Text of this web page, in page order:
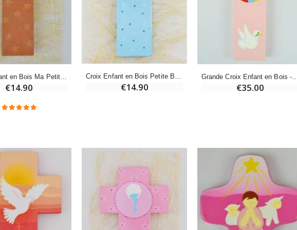
€12.00 €9.60
€7.90
€5.50 €4.95
-25%
€21.90
€5.50
-25%
Croix Enfant en Bois Ma Petite Brebis - 12 cm
€14.90
Croix Enfant en Bois Petite Brebis Bleu - 12 cm
€14.90
Grande Croix Enfant en Bois - Enfant du Monde Rose
€35.00